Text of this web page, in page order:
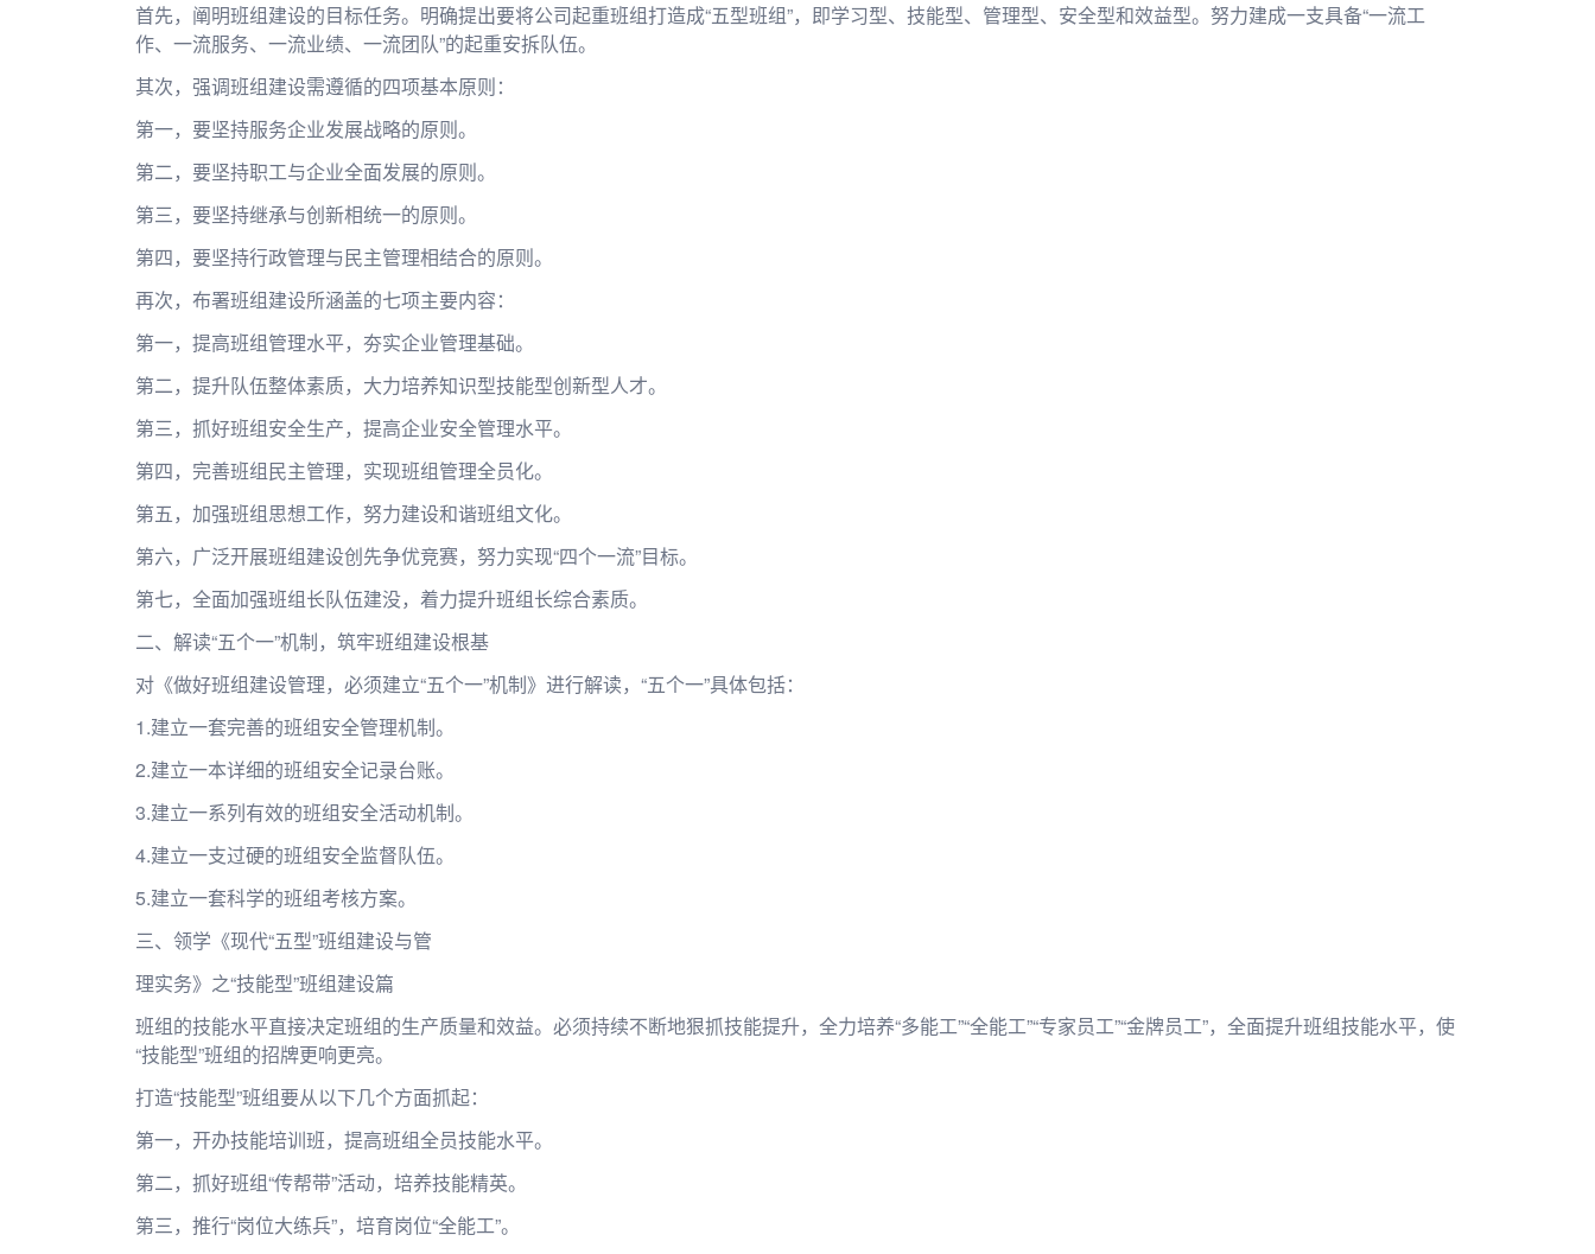
首先，阐明班组建设的目标任务。明确提出要将公司起重班组打造成“五型班组”，即学习型、技能型、管理型、安全型和效益型。努力建成一支具备“一流工
作、一流服务、一流业绩、一流团队”的起重安拆队伍。
其次，强调班组建设需遵循的四项基本原则：
第一，要坚持服务企业发展战略的原则。
第二，要坚持职工与企业全面发展的原则。
第三，要坚持继承与创新相统一的原则。
第四，要坚持行政管理与民主管理相结合的原则。
再次，布署班组建设所涵盖的七项主要内容：
第一，提高班组管理水平，夯实企业管理基础。
第二，提升队伍整体素质，大力培养知识型技能型创新型人才。
第三，抓好班组安全生产，提高企业安全管理水平。
第四，完善班组民主管理，实现班组管理全员化。
第五，加强班组思想工作，努力建设和谐班组文化。
第六，广泛开展班组建设创先争优竞赛，努力实现“四个一流”目标。
第七，全面加强班组长队伍建没，着力提升班组长综合素质。
二、解读“五个一”机制，筑牢班组建设根基
对《做好班组建设管理，必须建立“五个一”机制》进行解读，“五个一”具体包括：
1.建立一套完善的班组安全管理机制。
2.建立一本详细的班组安全记录台账。
3.建立一系列有效的班组安全活动机制。
4.建立一支过硬的班组安全监督队伍。
5.建立一套科学的班组考核方案。
三、领学《现代“五型”班组建设与管
理实务》之“技能型”班组建设篇
班组的技能水平直接决定班组的生产质量和效益。必须持续不断地狠抓技能提升，全力培养“多能工”“全能工”“专家员工”“金牌员工”，全面提升班组技能水平，使
“技能型”班组的招牌更响更亮。
打造“技能型”班组要从以下几个方面抓起：
第一，开办技能培训班，提高班组全员技能水平。
第二，抓好班组“传帮带”活动，培养技能精英。
第三，推行“岗位大练兵”，培育岗位“全能工”。